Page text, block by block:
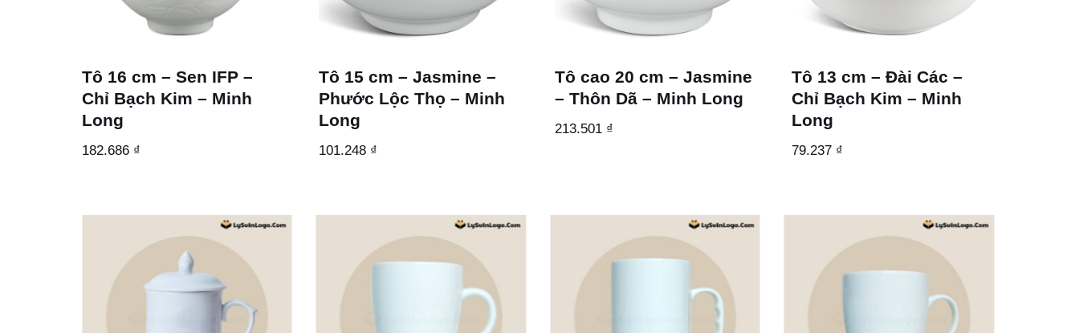
Tô 16 cm – Sen IFP –
Chỉ Bạch Kim – Minh
Long
182.686 ₫
Tô 15 cm – Jasmine –
Phước Lộc Thọ – Minh
Long
101.248 ₫
Tô cao 20 cm – Jasmine
– Thôn Dã – Minh Long
213.501 ₫
Tô 13 cm – Đài Các –
Chỉ Bạch Kim – Minh
Long
79.237 ₫